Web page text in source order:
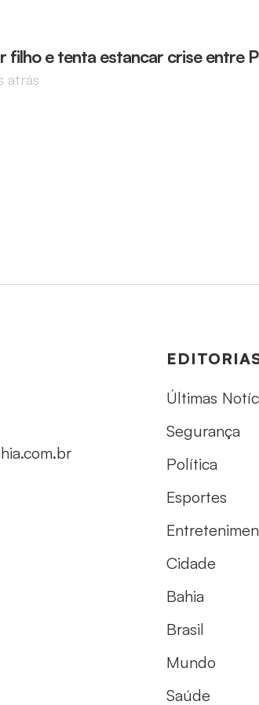
filho e tenta estancar crise entre
atrás
Últimas
Segurança
Política
Esportes
Cidade
Bahia
Brasil
Mundo
Saúde